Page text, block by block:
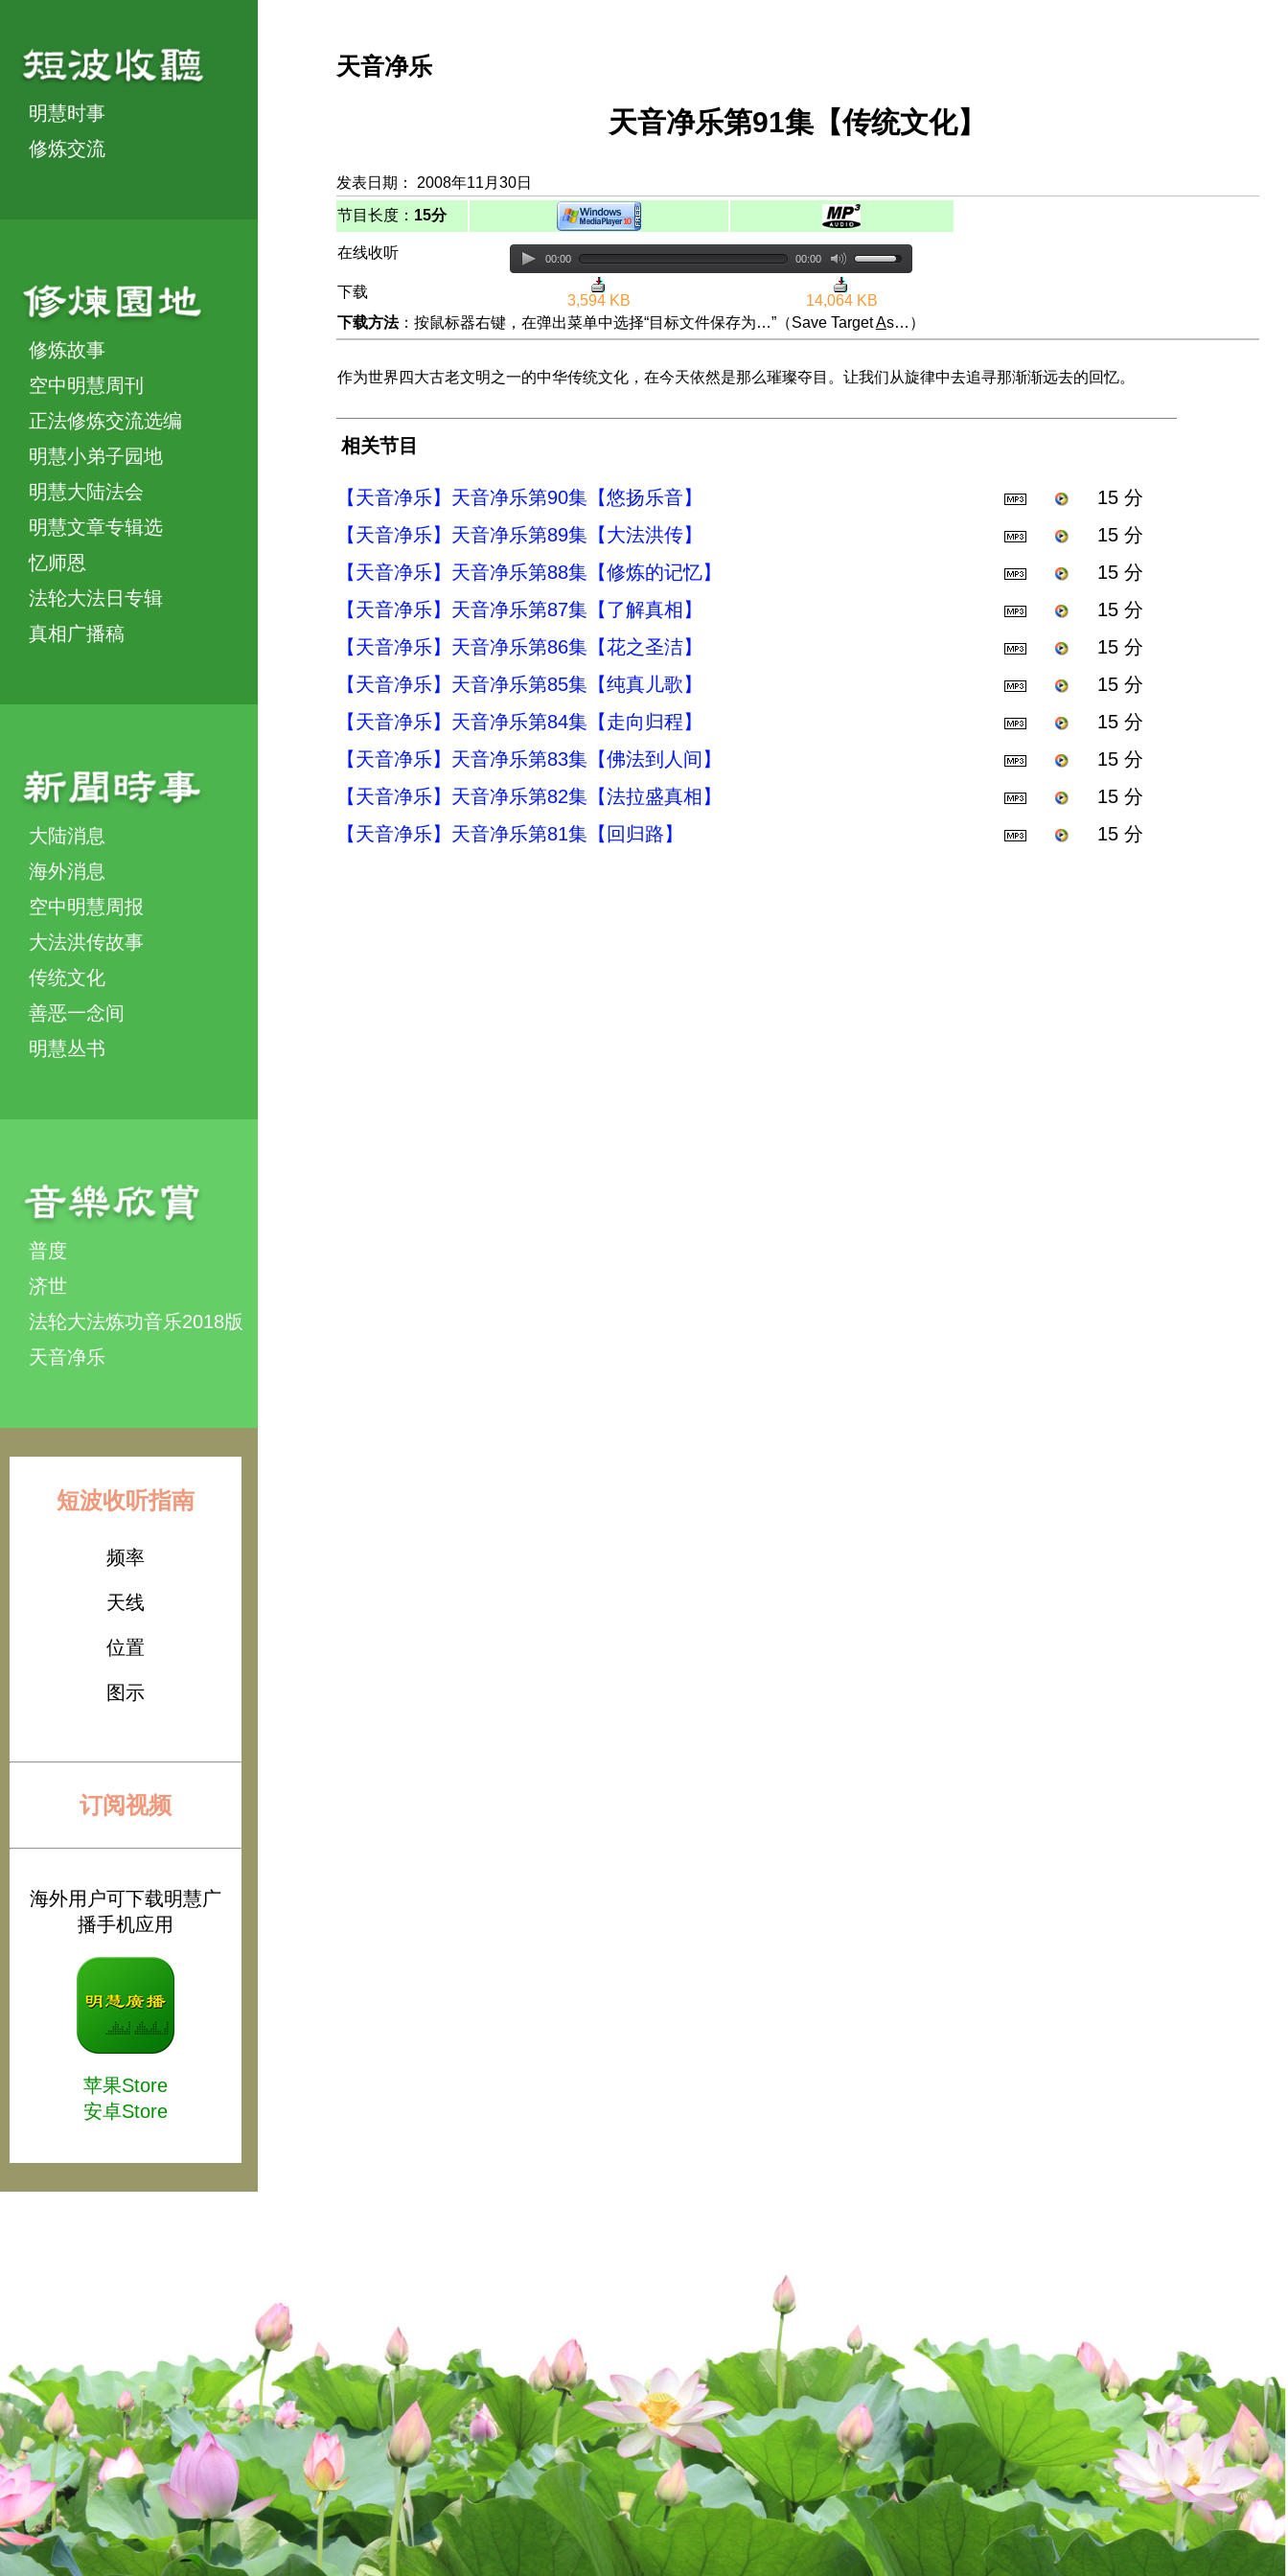
明慧时事
修炼交流
修炼故事
空中明慧周刊
正法修炼交流选编
明慧小弟子园地
明慧大陆法会
明慧文章专辑选
忆师恩
法轮大法日专辑
真相广播稿
大陆消息
海外消息
空中明慧周报
大法洪传故事
传统文化
善恶一念间
明慧丛书
普度
济世
法轮大法炼功音乐2018版
天音净乐
短波收听指南
频率
天线
位置
图示
订阅视频
海外用户可下载明慧广
播手机应用
苹果Store
安卓Store
天音净乐
天音净乐第91集【传统文化】
发表日期： 2008年11月30日
节目长度： 15分
在线收听 00:00 00:00
下载
3,594 KB
14,064 KB
下载方法：按鼠标器右键，在弹出菜单中选择“目标文件保存为…”（Save TargetAs…）
作为世界四大古老文明之一的中华传统文化，在今天依然是那么璀璨夺目。让我们从旋律中去追寻那渐渐远去的回忆。
相关节目
【天音净乐】天音净乐第90集【悠扬乐音】
15 分
【天音净乐】天音净乐第89集【大法洪传】
15 分
【天音净乐】天音净乐第88集【修炼的记忆】
15 分
【天音净乐】天音净乐第87集【了解真相】
15 分
【天音净乐】天音净乐第86集【花之圣洁】
15 分
【天音净乐】天音净乐第85集【纯真儿歌】
15 分
【天音净乐】天音净乐第84集【走向归程】
15 分
【天音净乐】天音净乐第83集【佛法到人间】
15 分
【天音净乐】天音净乐第82集【法拉盛真相】
15 分
【天音净乐】天音净乐第81集【回归路】
15 分